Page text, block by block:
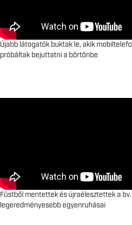
Újabb látogatók buktak le, akik
próbáltak bejuttatni a börtönbe
Füstből mentettek és újraélesztettek a bv.
legeredményesebb egyenruhásai